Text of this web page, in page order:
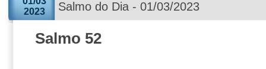
2023
Salmo do Dia - 01/03/2023
Salmo 52